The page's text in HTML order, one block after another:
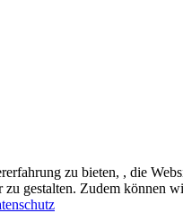
zu bieten, , die
gestalten. Zudem können